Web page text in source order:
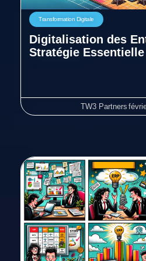
Transformation Digitale
Digitalisation des
Stratégie Essentielle
TW3 Partners